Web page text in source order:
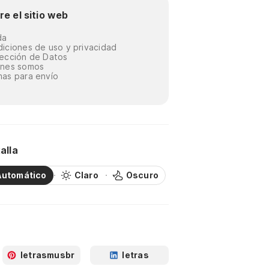
el sitio web
de uso y privacidad
de Datos
somos
para envío
Claro Oscuro
letrasmusbr letras